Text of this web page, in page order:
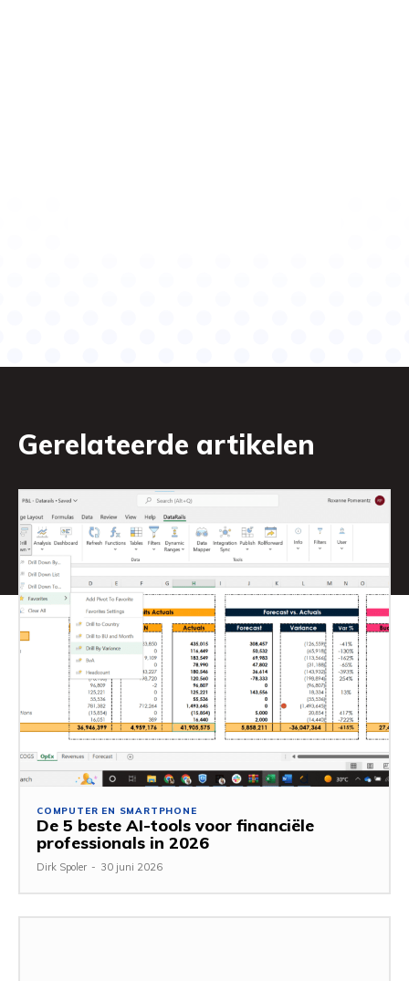
Gerelateerde artikelen
COMPUTER EN SMARTPHONE
De 5 beste AI-tools voor financiële
professionals in 2026
Dirk Spoler - 30 juni 2026